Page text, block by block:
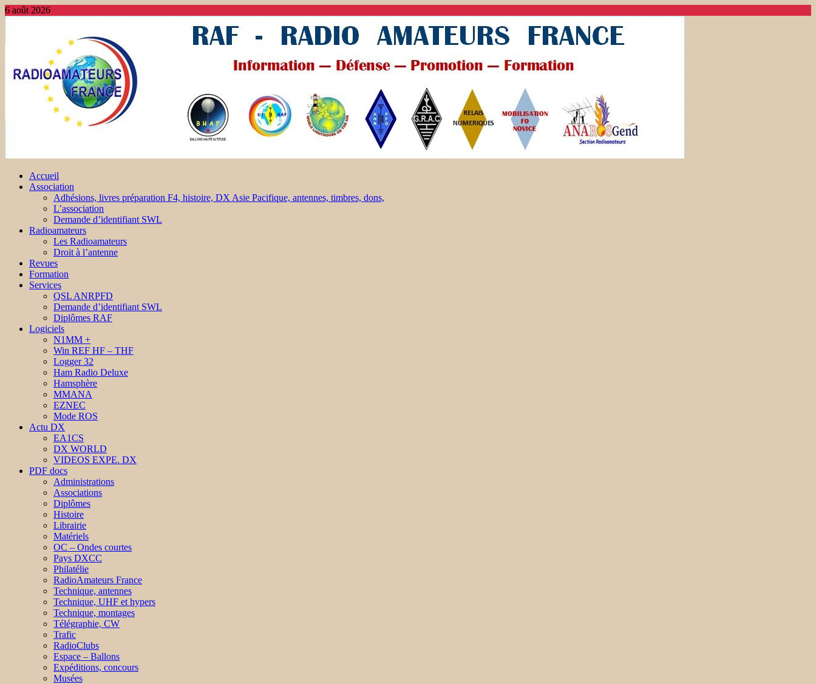
6 août 2026
Accueil
Association
Adhésions, livres préparation F4, histoire, DX Asie Pacifique, antennes, timbres, dons,
L’association
Demande d’identifiant SWL
Radioamateurs
Les Radioamateurs
Droit à l’antenne
Revues
Formation
Services
QSL ANRPFD
Demande d’identifiant SWL
Diplômes RAF
Logiciels
N1MM +
Win REF HF – THF
Logger 32
Ham Radio Deluxe
Hamsphère
MMANA
EZNEC
Mode ROS
Actu DX
EA1CS
DX WORLD
VIDEOS EXPE. DX
PDF docs
Administrations
Associations
Diplômes
Histoire
Librairie
Matériels
OC – Ondes courtes
Pays DXCC
Philatélie
RadioAmateurs France
Technique, antennes
Technique, UHF et hypers
Technique, montages
Télégraphie, CW
Trafic
RadioClubs
Espace – Ballons
Expéditions, concours
Musées